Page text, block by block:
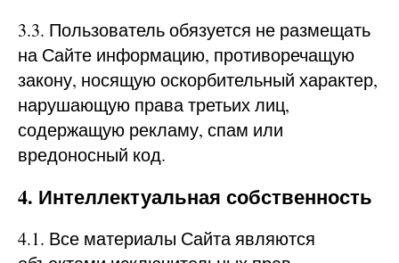
3.3. Пользователь обязуется не размещать
на Сайте информацию, противоречащую
закону, носящую оскорбительный характер,
нарушающую права третьих лиц,
содержащую рекламу, спам или
вредоносный код.
4. Интеллектуальная собственность
4.1. Все материалы Сайта являются